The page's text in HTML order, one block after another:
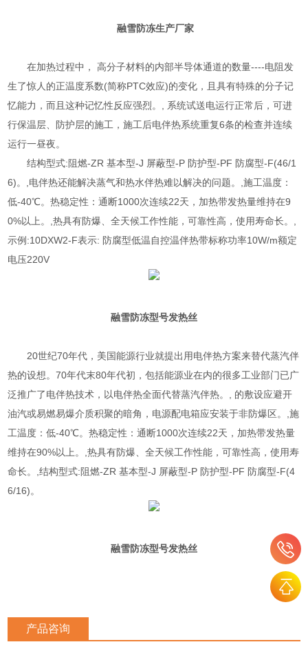
融雪防冻生产厂家
在加热过程中， 高分子材料的内部半导体通道的数量----电阻发
生了惊人的正温度系数(简称PTC效应)的变化，且具有特殊的分子记
忆能力，而且这种记忆性反应强烈。, 系统试送电运行正常后，可进
行保温层、防护层的施工，施工后电伴热系统重复6条的检查并连续
运行一昼夜。
结构型式:阻燃-ZR 基本型-J 屏蔽型-P 防护型-PF 防腐型-F(46/1
6)。,电伴热还能解决蒸气和热水伴热难以解决的问题。,施工温度：
低-40℃。热稳定性：通断1000次连续22天，加热带发热量维持在9
0%以上。,热具有防爆、全天候工作性能，可靠性高，使用寿命长。,
示例:10DXW2-F表示: 防腐型低温自控温伴热带标称功率10W/m额定
电压220V
融雪防冻型号发热丝
20世纪70年代，美国能源行业就提出用电伴热方案来替代蒸汽伴
热的设想。70年代末80年代初，包括能源业在内的很多工业部门已广
泛推广了电伴热技术，以电伴热全面代替蒸汽伴热。, 的敷设应避开
油汽或易燃易爆介质积聚的暗角，电源配电箱应安装于非防爆区。,施
工温度：低-40℃。热稳定性：通断1000次连续22天，加热带发热量
维持在90%以上。,热具有防爆、全天候工作性能，可靠性高，使用寿
命长。,结构型式:阻燃-ZR 基本型-J 屏蔽型-P 防护型-PF 防腐型-F(4
6/16)。
融雪防冻型号发热丝
产品咨询